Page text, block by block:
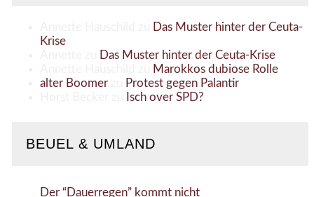
Das Muster hinter der Ceuta-
Krise
Das Muster hinter der Ceuta-Krise
Marokkos dubiose Rolle
alter Boomerzu
Protest gegen Palantir
Isch over SPD?
BEUEL & UMLAND
Der “Dauerregen” kommt nicht